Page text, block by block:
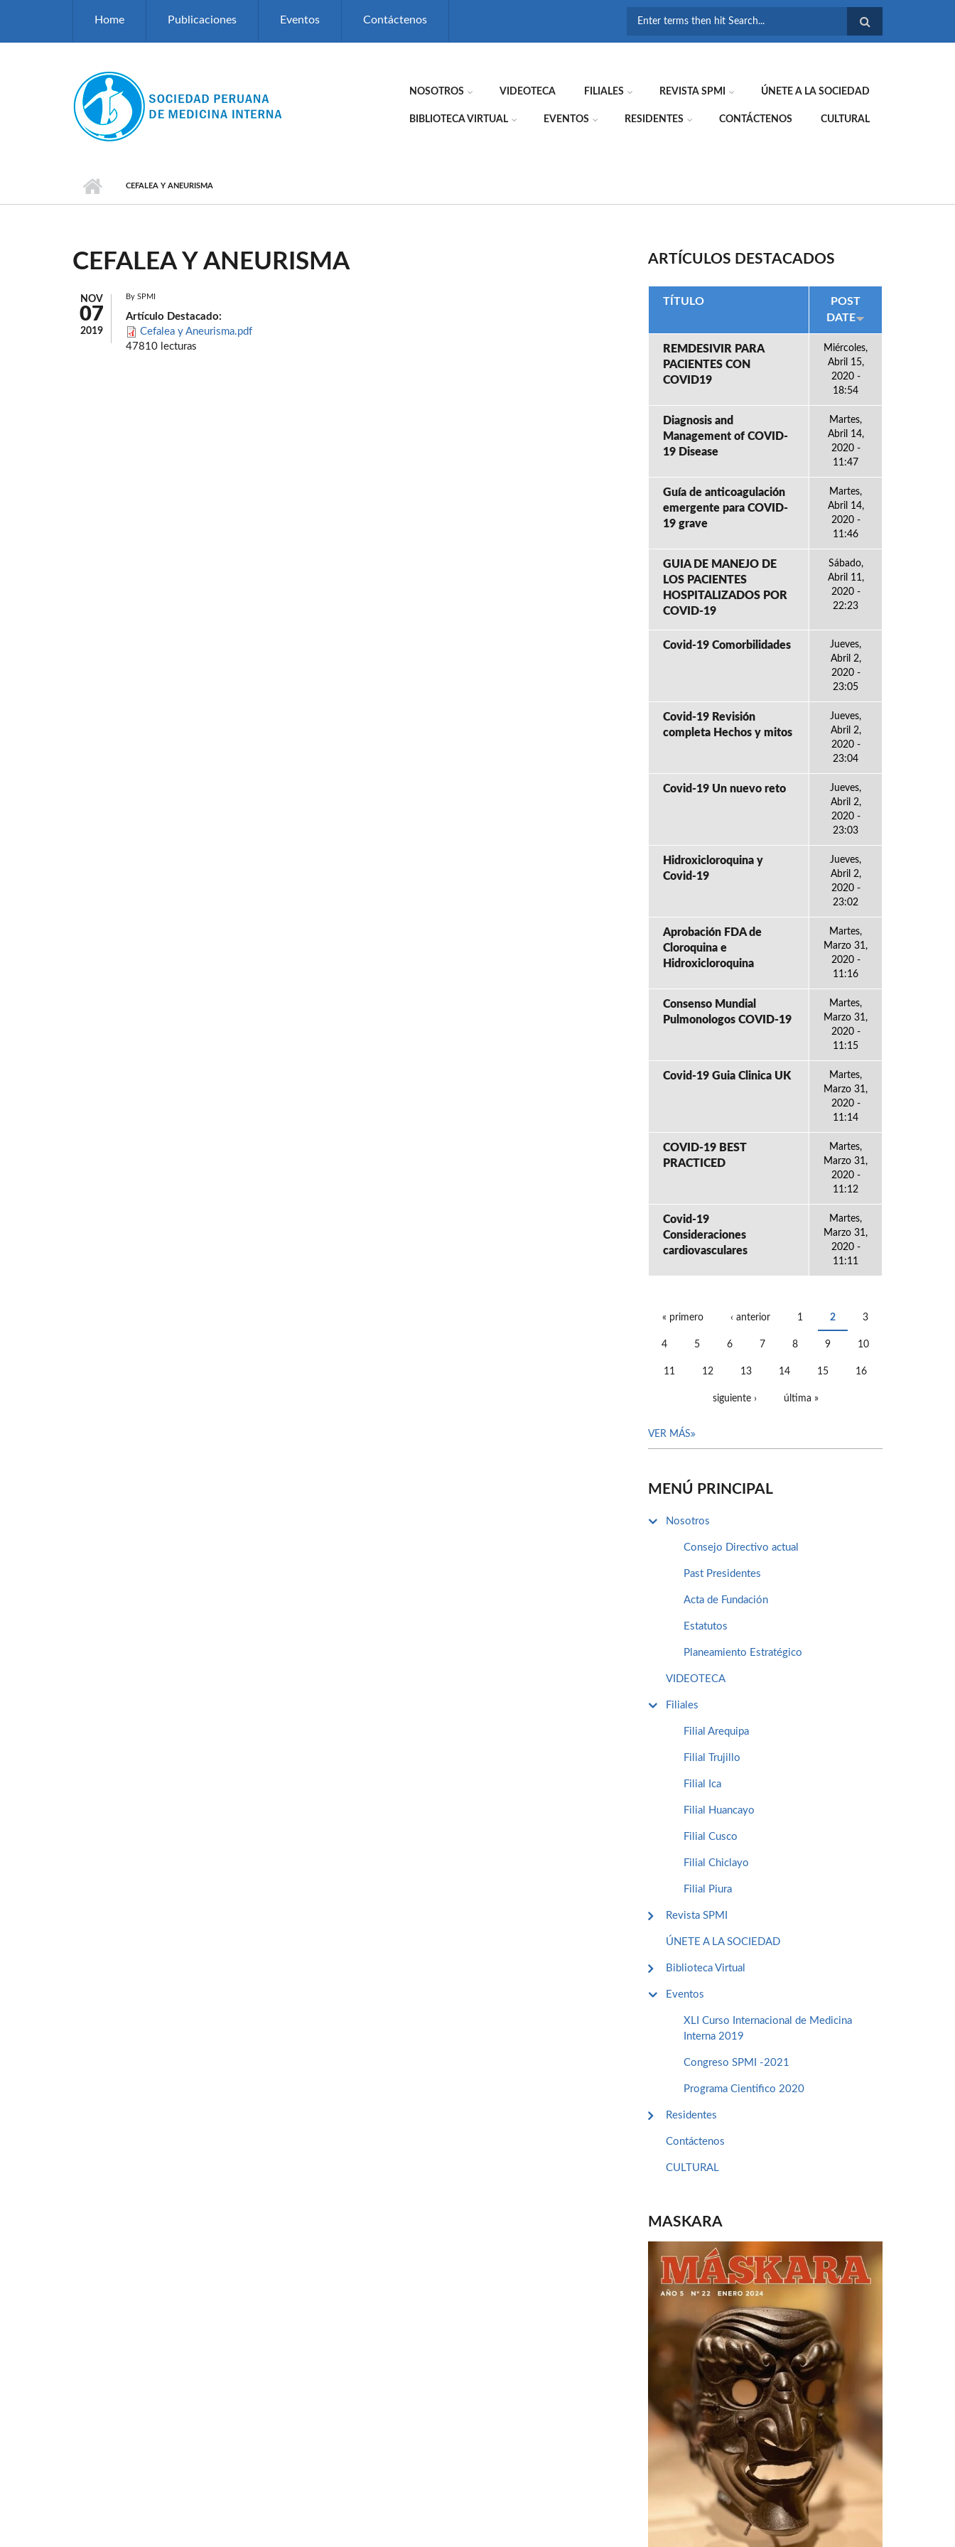
Home Publicaciones Eventos Contáctenos
NOSOTROS VIDEOTECA FILIALES REVISTA SPMI ÚNETE A LA SOCIEDAD
BIBLIOTECA VIRTUAL EVENTOS RESIDENTES CONTÁCTENOS CULTURAL
CEFALEA Y ANEURISMA
CEFALEA Y ANEURISMA
NOV
07
2019
By SPMI
Artículo Destacado:
Cefalea y Aneurisma.pdf
47810 lecturas
ARTÍCULOS DESTACADOS
TÍTULO
POST
DATE
REMDESIVIR PARA
PACIENTES CON
COVID19
Miércoles,
Abril 15,
2020 -
18:54
Diagnosis and
Management of COVID-
19 Disease
Martes,
Abril 14,
2020 -
11:47
Guía de anticoagulación
emergente para COVID-
19 grave
Martes,
Abril 14,
2020 -
11:46
GUIA DE MANEJO DE
LOS PACIENTES
HOSPITALIZADOS POR
COVID-19
Sábado,
Abril 11,
2020 -
22:23
Covid-19 Comorbilidades
Jueves,
Abril 2,
2020 -
23:05
Covid-19 Revisión
completa Hechos y mitos
Jueves,
Abril 2,
2020 -
23:04
Covid-19 Un nuevo reto
Jueves,
Abril 2,
2020 -
23:03
Hidroxicloroquina y
Covid-19
Jueves,
Abril 2,
2020 -
23:02
Aprobación FDA de
Cloroquina e
Hidroxicloroquina
Martes,
Marzo 31,
2020 -
11:16
Consenso Mundial
Pulmonologos COVID-19
Martes,
Marzo 31,
2020 -
11:15
Covid-19 Guia Clinica UK
Martes,
Marzo 31,
2020 -
11:14
COVID-19 BEST
PRACTICED
Martes,
Marzo 31,
2020 -
11:12
Covid-19
Consideraciones
cardiovasculares
Martes,
Marzo 31,
2020 -
11:11
« primero ‹ anterior 1 2 3
4 5 6 7 8 9 10
11 12 13 14 15 16
siguiente › última »
VER MÁS
MENÚ PRINCIPAL
Nosotros
Consejo Directivo actual
Past Presidentes
Acta de Fundación
Estatutos
Planeamiento Estratégico
VIDEOTECA
Filiales
Filial Arequipa
Filial Trujillo
Filial Ica
Filial Huancayo
Filial Cusco
Filial Chiclayo
Filial Piura
Revista SPMI
ÚNETE A LA SOCIEDAD
Biblioteca Virtual
Eventos
XLI Curso Internacional de Medicina
Interna 2019
Congreso SPMI -2021
Programa Cientifico 2020
Residentes
Contáctenos
CULTURAL
MASKARA